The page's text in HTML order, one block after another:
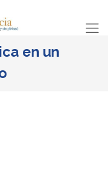
en un